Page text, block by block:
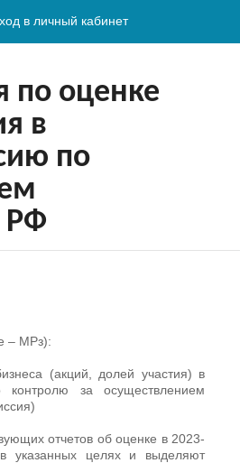
в личный кабинет
по оценке
в
по
РФ
– МРз):
(акций, долей участия) в
контролю за осуществлением
отчетов об оценке в 2023-
указанных целях и выделяют